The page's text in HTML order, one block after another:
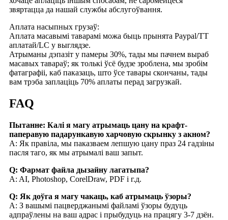
звяртацца да нашай службы абслугоўвання.
Аплата насыпных грузаў:
Аплата масавымі таварамі можа быць прынята Paypal/TT
аплатай/LC у выглядзе.
Атрыманы дэпазіт у памеры 30%, тады мы пачнем выраб
масавых тавараў; як толькі ўсё будзе зроблена, мы зробім
фатаграфіі, каб паказаць, што ўсе тавары скончаны, тады
вам трэба заплаціць 70% аплаты перад загрузкай.
FAQ
Пытанне: Калі я магу атрымаць цану на крафт-
паперавую падарункавую харчовую скрынку з акном?
A: Як правіла, мы паказваем лепшую цану праз 24 гадзіны
пасля таго, як мы атрымалі ваш запыт.
Q: Фармат файла дызайну лагатыпа?
A: AI, Photoshop, CorelDraw, PDF і г.д.
Q: Як доўга я магу чакаць, каб атрымаць ўзоры?
A: З вашымі пацверджанымі файламі ўзоры будуць
адпраўлены на ваш адрас і прыбудуць на працягу 3-7 дзён.